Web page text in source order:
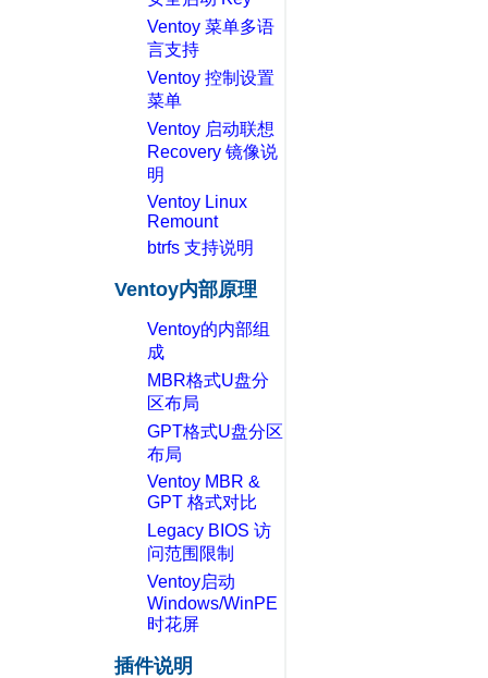
Ventoy 菜单多语
言支持
Ventoy 控制设置
菜单
Ventoy 启动联想
Recovery 镜像说
明
Ventoy Linux
Remount
btrfs 支持说明
Ventoy内部原理
Ventoy的内部组
成
MBR格式U盘分
区布局
GPT格式U盘分区
布局
Ventoy MBR &
GPT 格式对比
Legacy BIOS 访
问范围限制
Ventoy启动
Windows/WinPE
时花屏
插件说明